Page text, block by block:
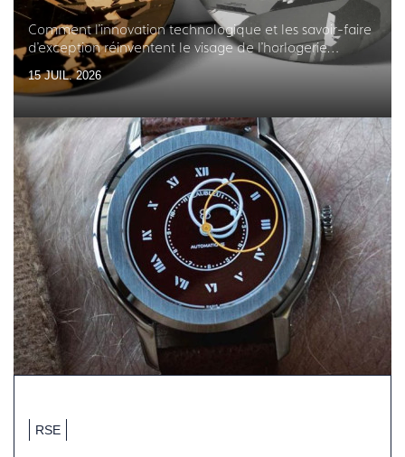
Comment l'innovation technologique et les savoir-faire
d'exception réinventent le visage de l'horlogerie
française
15 JUIL. 2026
RSE